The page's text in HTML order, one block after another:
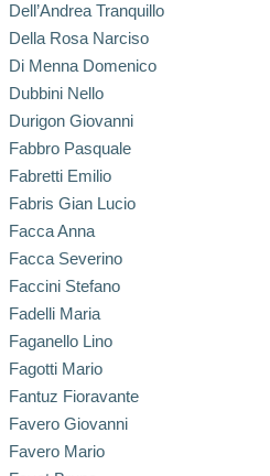
Dell’Andrea Tranquillo
Della Rosa Narciso
Di Menna Domenico
Dubbini Nello
Durigon Giovanni
Fabbro Pasquale
Fabretti Emilio
Fabris Gian Lucio
Facca Anna
Facca Severino
Faccini Stefano
Fadelli Maria
Faganello Lino
Fagotti Mario
Fantuz Fioravante
Favero Giovanni
Favero Mario